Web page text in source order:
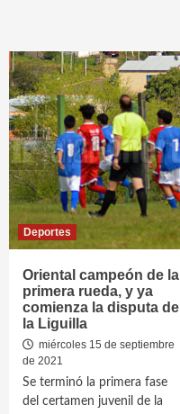
Deportes
Oriental campeón de la
primera rueda, y ya
comienza la disputa de
la Liguilla
miércoles 15 de septiembre
de 2021
Se terminó la primera fase
del certamen juvenil de la